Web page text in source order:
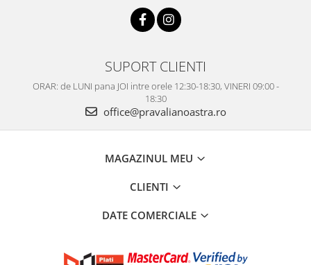
SUPORT CLIENTI
ORAR: de LUNI pana JOI intre orele 12:30-18:30, VINERI 09:00 -
18:30
office@pravalianoastra.ro
MAGAZINUL MEU
CLIENTI
DATE COMERCIALE